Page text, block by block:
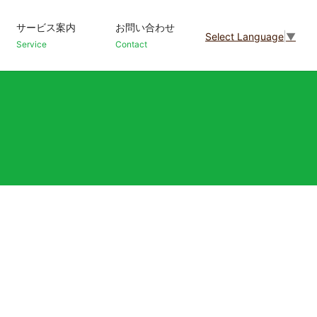
Select Language ▼
サービス案内
Service
お問い合わせ
Contact